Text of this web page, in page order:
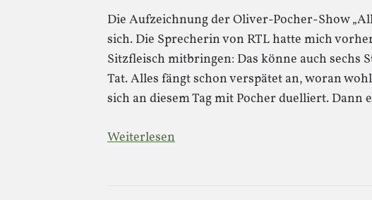
Die Aufzeichnung der Oliver-Pocher-Show
sich. Die Sprecherin von RTL hatte mich
Sitzfleisch mitbringen: Das könne auch sechs
Tat. Alles fängt schon verspätet an, woran
sich an diesem Tag mit Pocher duelliert. Dann
Weiterlesen